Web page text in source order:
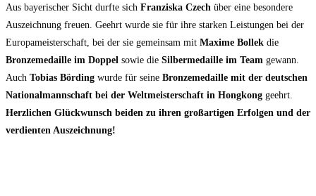
Aus bayerischer Sicht durfte sich Franziska Czech über eine besondere
Auszeichnung freuen. Geehrt wurde sie für ihre starken Leistungen bei der
Europameisterschaft, bei der sie gemeinsam mit Maxime Bollek die
Bronzemedaille im Doppel sowie die Silbermedaille im Team gewann.
Auch Tobias Börding wurde für seine Bronzemedaille mit der deutschen
Nationalmannschaft bei der Weltmeisterschaft in Hongkong geehrt.
Herzlichen Glückwunsch beiden zu ihren großartigen Erfolgen und der
verdienten Auszeichnung!